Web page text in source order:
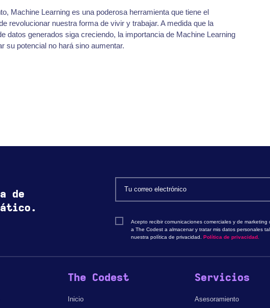
Machine Learning es una poderosa herramienta que tiene el
revolucionar nuestra forma de vivir y trabajar. A medida que la
datos generados siga creciendo, la importancia de Machine Learning
su potencial no hará sino aumentar.
de
Acepto recibir comunicaciones comerciales y de
a The Codest a almacenar y tratar mis datos personales
nuestra política de privacidad.Política de privacidad.
The Codest
Inicio
Servicios
Asesoramiento